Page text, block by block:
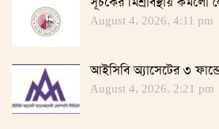
August 4, 2026, 4:11 pm
আইসিবি অ্যাসেটের ৩
August 4, 2026, 2:21 pm